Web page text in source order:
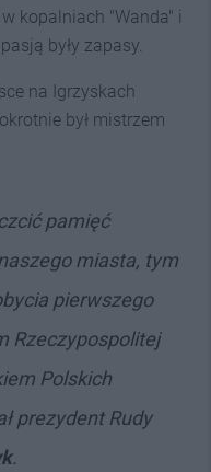
kopalniach "Wanda" i
były zapasy.
na Igrzyskach
był mistrzem
pamięć
miasta, tym
pierwszego
Rzeczypospolitej
Polskich
prezydent Rudy
.